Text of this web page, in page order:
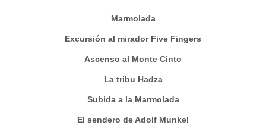
Marmolada
Excursión al mirador Five Fingers
Ascenso al Monte Cinto
La tribu Hadza
Subida a la Marmolada
El sendero de Adolf Munkel